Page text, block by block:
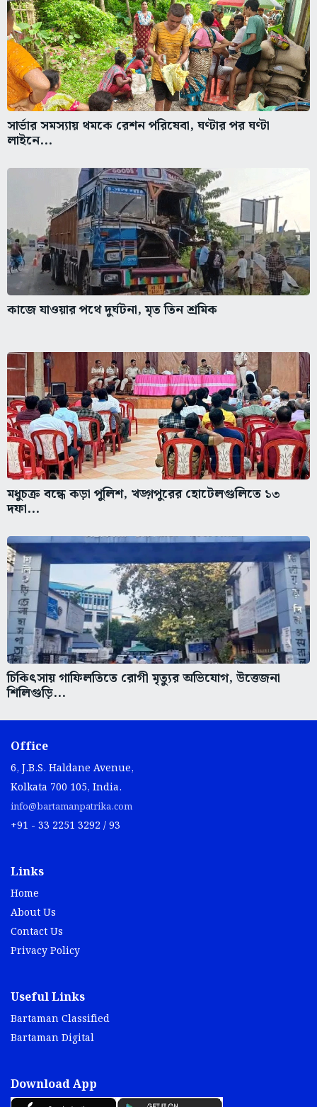
সার্ভার সমস্যায় থমকে রেশন পরিষেবা, ঘণ্টার পর ঘণ্টা
লাইনে...
কাজে যাওয়ার পথে দুর্ঘটনা, মৃত তিন শ্রমিক
মধুচক্র বন্ধে কড়া পুলিশ, খড়্গপুরের হোটেলগুলিতে ১৩
দফা...
চিকিৎসায় গাফিলতিতে রোগী মৃত্যুর অভিযোগ, উত্তেজনা
শিলিগুড়ি...
Office
6, J.B.S. Haldane Avenue,
Kolkata 700 105, India.
info@bartamanpatrika.com
+91 - 33 2251 3292 / 93
Links
Home
About Us
Contact Us
Privacy Policy
Useful Links
Bartaman Classified
Bartaman Digital
Download App